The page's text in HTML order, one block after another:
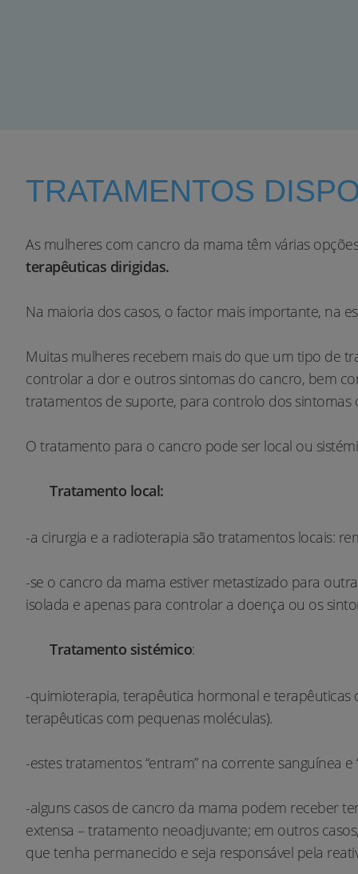
TRATAMENTOS
As mulheres com cancro da mama têm várias
terapêuticas dirigidas.
Na maioria dos casos, o factor mais importante, na
Muitas mulheres recebem mais do que um tipo de
controlar a dor e outros sintomas do cancro, bem
tratamentos de suporte, para controlo dos sintomas
O tratamento para o cancro pode ser local ou
Tratamento local:
-a cirurgia e a radioterapia são tratamentos locais:
-se o cancro da mama estiver metastizado para
isolada e apenas para controlar a doença ou os
Tratamento sistémico:
-quimioterapia, terapêutica hormonal e terapêuticas
terapêuticas com pequenas moléculas).
-estes tratamentos “entram” na corrente sanguínea
-alguns casos de cancro da mama podem receber
extensa – tratamento neoadjuvante; em outros
que tenha permanecido e seja responsável pela